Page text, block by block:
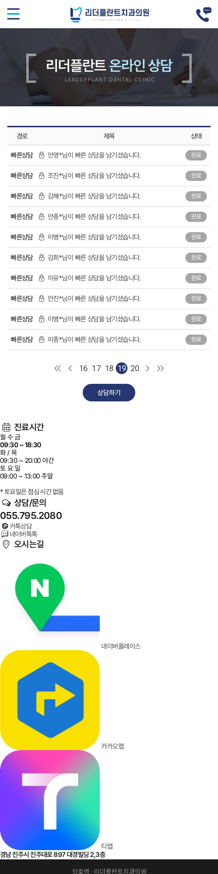
리더플란트
빠른상담 안영*님이 빠른 상담을 남기셨습니다. 완료
빠른상담 조진*님이 빠른 상담을 남기셨습니다. 완료
빠른상담 김혜*님이 빠른 상담을 남기셨습니다. 완료
빠른상담 안종*님이 빠른 상담을 남기셨습니다. 완료
빠른상담 이병*님이 빠른 상담을 남기셨습니다. 완료
빠른상담 김희*님이 빠른 상담을 남기셨습니다. 완료
빠른상담 이유*님이 빠른 상담을 남기셨습니다. 완료
빠른상담 안진*님이 빠른 상담을 남기셨습니다. 완료
빠른상담 이병*님이 빠른 상담을 남기셨습니다. 완료
빠른상담 이종*님이 빠른 상담을 남기셨습니다. 완료